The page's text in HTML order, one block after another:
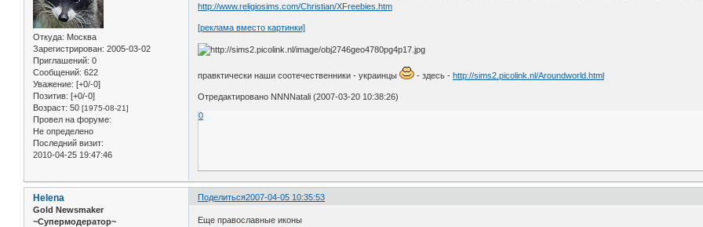
Откуда: Москва
Зарегистрирован: 2005-03-02
Приглашений: 0
Сообщений: 622
Уважение: [+0/-0]
Позитив: [+0/-0]
Возраст: 50 [1975-08-21]
Провел на форуме:
Не определено
Последний визит:
2010-04-25 19:47:46
http://www.religiosims.com/Christian/XFreebies.htm
[реклама вместо картинки]
правктически наши соотечественники - украинцы - здесь -http://sims2.picolink.nl/Aroundworld.html
Отредактировано NNNNatali (2007-03-20 10:38:26)
0
Поделиться2007-04-05 10:35:53
Helena
Gold Newsmaker
~Супермодератор~
Еще православные иконы